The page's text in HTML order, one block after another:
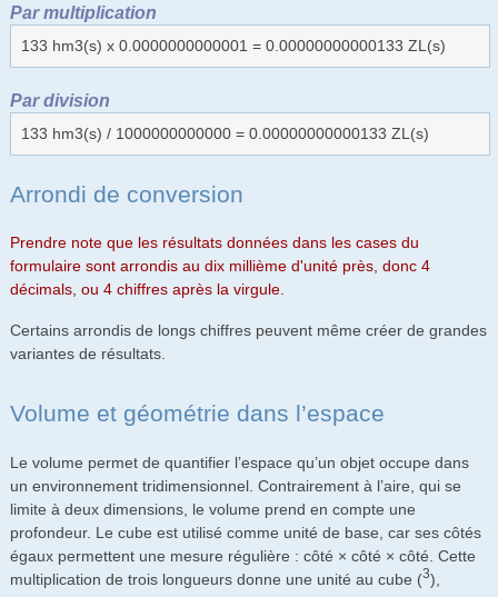
Par multiplication
133 hm3(s) x 0.0000000000001 = 0.00000000000133 ZL(s)
Par division
133 hm3(s) / 1000000000000 = 0.00000000000133 ZL(s)
Arrondi de conversion
Prendre note que les résultats données dans les cases du
formulaire sont arrondis au dix millième d'unité près, donc 4
décimals, ou 4 chiffres après la virgule.
Certains arrondis de longs chiffres peuvent même créer de grandes
variantes de résultats.
Volume et géométrie dans l’espace
Le volume permet de quantifier l’espace qu’un objet occupe dans
un environnement tridimensionnel. Contrairement à l’aire, qui se
limite à deux dimensions, le volume prend en compte une
profondeur. Le cube est utilisé comme unité de base, car ses côtés
égaux permettent une mesure régulière : côté × côté × côté. Cette
multiplication de trois longueurs donne une unité au cube (3),